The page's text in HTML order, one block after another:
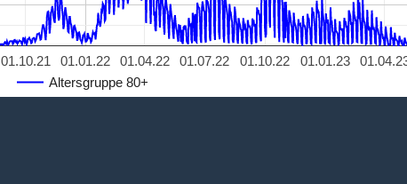
Altersgruppe 80+
01.01.22 01.01.23
01.10.21 01.04.22 01.07.22 01.10.22